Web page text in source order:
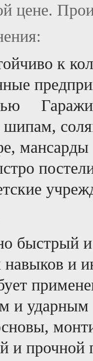
цене.
к
шипам,
мансарды
быстрый
и
и ударным
и прочной